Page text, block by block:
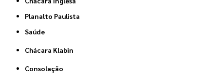
Planalto Paulista
Saúde
Chácara Klabin
Consolação